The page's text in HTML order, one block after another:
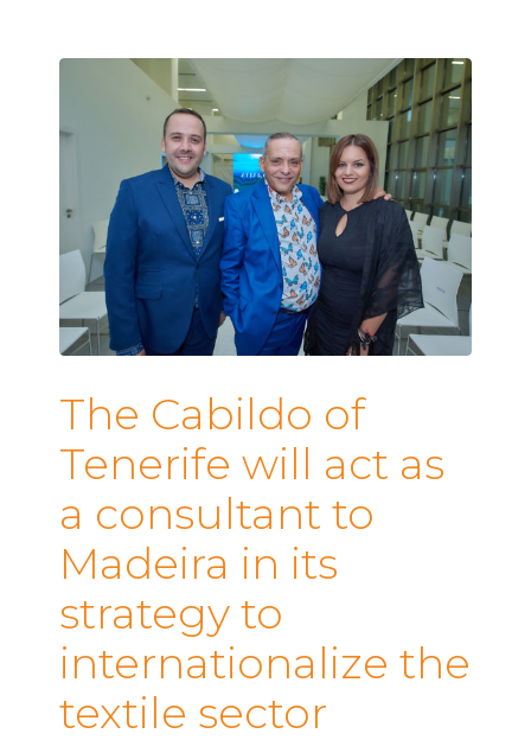
The Cabildo of
Tenerife will act as
a consultant to
Madeira in its
strategy to
internationalize the
textile sector